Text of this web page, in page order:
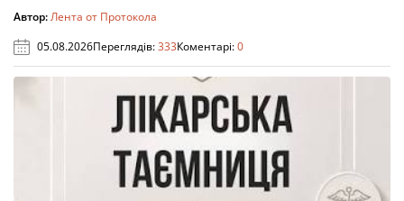
Автор:Лента от Протокола
05.08.2026Переглядів:333Коментарі:0